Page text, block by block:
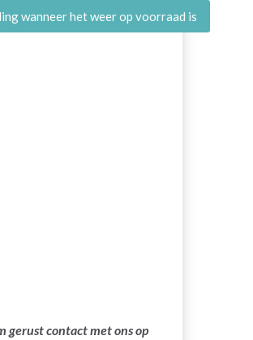
wanneer het weer op voorraad is
gerust contact met ons op